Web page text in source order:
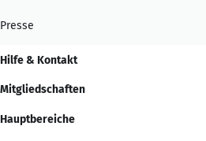
Presse
Hilfe & Kontakt
Mitgliedschaften
Hauptbereiche